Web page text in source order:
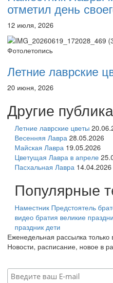
отметил день
12 июля, 2026
Фотолетопись
Летние лаврские
20 июня, 2026
Другие
Летние лаврские цветы
Весенняя Лавра 28.05.2026
Майская Лавра 19.05.2026
Цветущая Лавра в апреле
Пасхальная Лавра 14.04.2026
Популярные
Наместник Предстоятель
видео братия великие
праздник дети
Еженедельная рассылка
Новости, расписание, новое в